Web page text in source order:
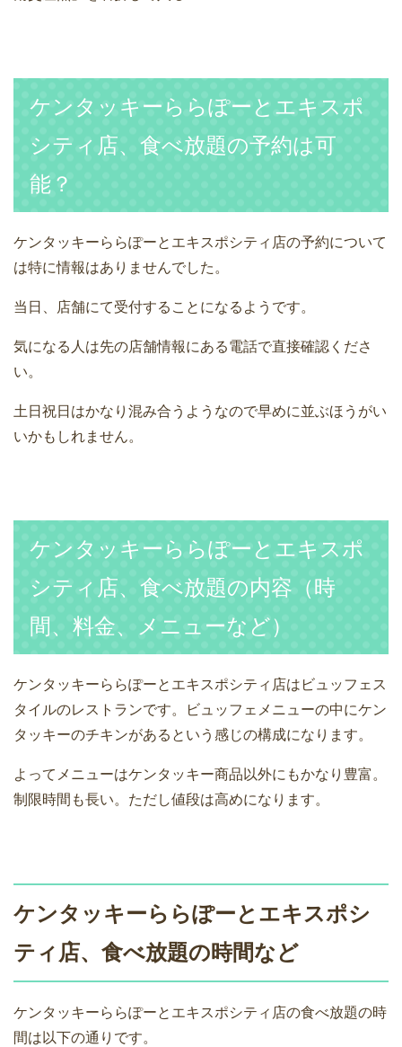
ケンタッキーららぽーとエキスポ
シティ店、食べ放題の予約は可
能？
ケンタッキーららぽーとエキスポシティ店の予約について
は特に情報はありませんでした。
当日、店舗にて受付することになるようです。
気になる人は先の店舗情報にある電話で直接確認くださ
い。
土日祝日はかなり混み合うようなので早めに並ぶほうがい
いかもしれません。
ケンタッキーららぽーとエキスポ
シティ店、食べ放題の内容（時
間、料金、メニューなど）
ケンタッキーららぽーとエキスポシティ店はビュッフェス
タイルのレストランです。ビュッフェメニューの中にケン
タッキーのチキンがあるという感じの構成になります。
よってメニューはケンタッキー商品以外にもかなり豊富。
制限時間も長い。ただし値段は高めになります。
ケンタッキーららぽーとエキスポシ
ティ店、食べ放題の時間など
ケンタッキーららぽーとエキスポシティ店の食べ放題の時
間は以下の通りです。